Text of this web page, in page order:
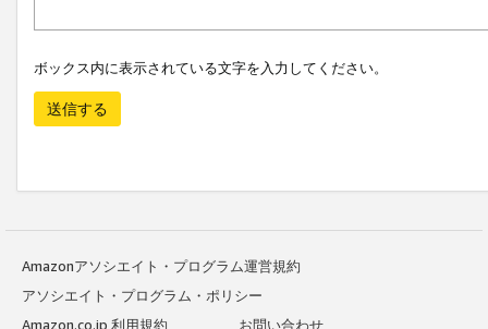
ボックス内に表示されている文字を入力してください。
送信する
Amazonアソシエイト・プログラム運営規約
アソシエイト・プログラム・ポリシー
Amazon.co.jp 利用規約
お問い合わせ